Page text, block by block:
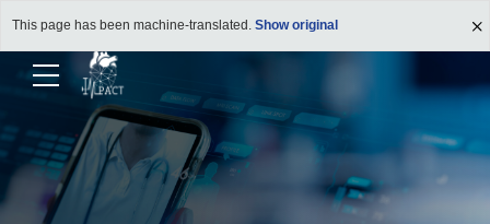
This page has been machine-translated. Show original